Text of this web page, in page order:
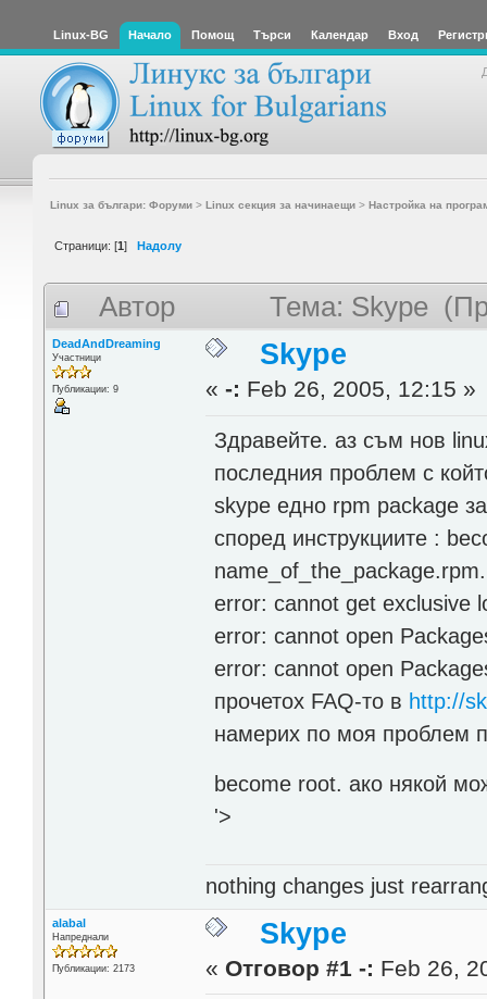
Linux-BG Начало Помощ Търси Календар Вход
Linux за българи: Форуми> Linux секция за начинаещи> Настройка на
Страници: [1] Надолу
Автор Тема: Skype
DeadAndDreaming
Участници
Публикации: 9
Skype
«-: Feb 26, 2005, 12:15 »
Здравейте. аз съм нов
последния проблем с
skype едно rpm package
според инструкциите :
error: cannot get exclusive
error: cannot open
error: cannot open
прочетох FAQ-то в http://
намерих по моя проблем
become root. ако някой
'>
nothing changes just
alabal
Напреднали
Публикации: 2173
Skype
« Отговор #1 -: Feb 26,